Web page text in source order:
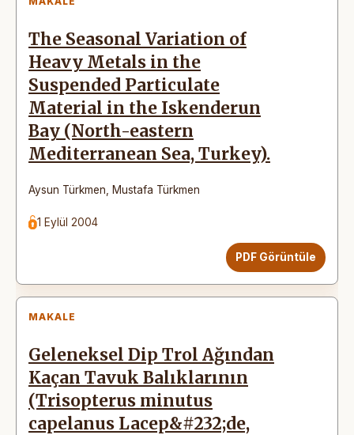
The Seasonal Variation of
Heavy Metals in the
Suspended Particulate
Material in the Iskenderun
Bay (North-eastern
Mediterranean Sea, Turkey).
Aysun Türkmen Mustafa Türkmen
1 Eylül 2004
PDF Görüntüle
MAKALE
Geleneksel Dip Trol Ağından
Kaçan Tavuk Balıklarının
(Trisopterus minutus
capelanus Lacep&#232;de,